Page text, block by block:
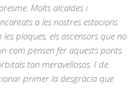
Molts alcaldes i
a les nostres estacions
plaques, els ascensors que no
com pensen fer aquests ponts
tan meravellosos. I de
primer la desgràcia que